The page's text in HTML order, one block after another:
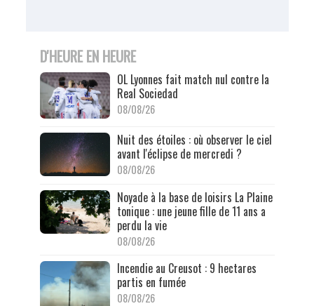
D'HEURE EN HEURE
OL Lyonnes fait match nul contre la
Real Sociedad
08/08/26
Nuit des étoiles : où observer le ciel
avant l'éclipse de mercredi ?
08/08/26
Noyade à la base de loisirs La Plaine
tonique : une jeune fille de 11 ans a
perdu la vie
08/08/26
Incendie au Creusot : 9 hectares
partis en fumée
08/08/26